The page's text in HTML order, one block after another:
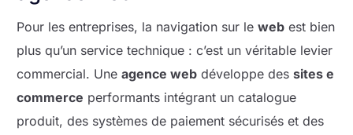
Pour les entreprises, la navigation sur leweb est bien
plus qu’un service technique : c’est un véritable levier
commercial. Uneagence web développe dessites e
commerce performants intégrant un catalogue
produit, des systèmes de paiement sécurisés et des